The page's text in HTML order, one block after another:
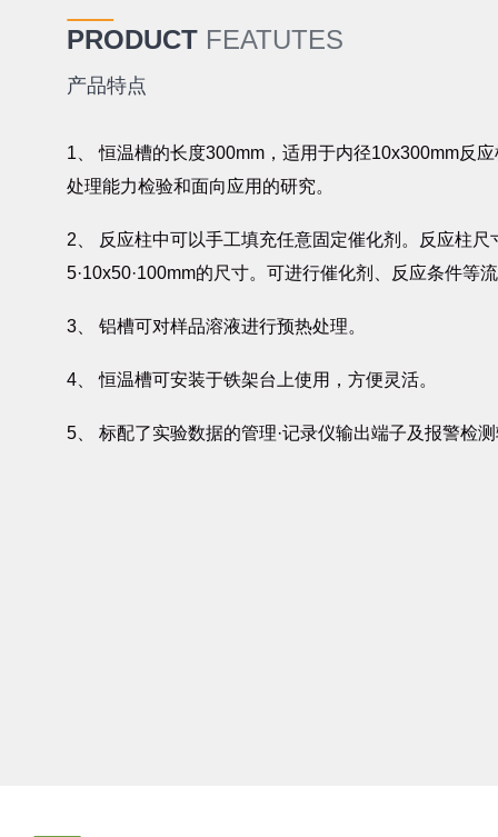
PRODUCT FEATUTES
产品特点
1、 恒温槽的长度300mm，适用于内径10x300mm反
处理能力检验和面向应用的研究。
2、 反应柱中可以手工填充任意固定催化剂。反应柱
5·10x50·100mm的尺寸。可进行催化剂、反应条件等
3、 铝槽可对样品溶液进行预热处理。
4、 恒温槽可安装于铁架台上使用，方便灵活。
5、 标配了实验数据的管理·记录仪输出端子及报警检